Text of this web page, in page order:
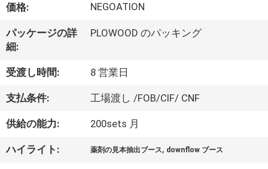
ち
に
つ
い
て
工
価格: NEGOATION
パッケージの詳
細:
PLOWOOD のパッキング
受渡し時間: 8 営業日
支払条件: 工場渡し /FOB/CIF/ CNF
供給の能力: 200sets 月
ハイライト: 薬剤の見本抽出ブース, downflow ブース